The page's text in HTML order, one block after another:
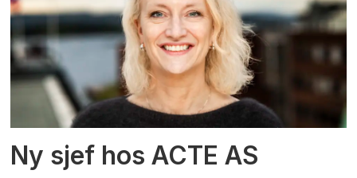
Ny sjef hos ACTE AS